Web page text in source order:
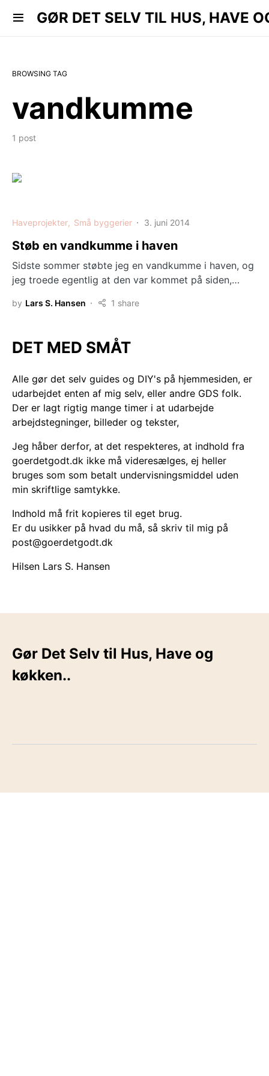
OG KØKKEN..
GØR DET SELV TIL HUS, HAVE
BROWSING TAG
vandkumme
1 post
Haveprojekter Små byggerier 3. juni 2014
Støb en vandkumme i haven
Sidste sommer støbte jeg en vandkumme i haven, og
jeg troede egentlig at den var kommet på siden,…
by Lars S. Hansen 1 share
DET MED SMÅT
Alle gør det selv guides og DIY's på hjemmesiden, er
udarbejdet enten af mig selv, eller andre GDS folk.
Der er lagt rigtig mange timer i at udarbejde
arbejdstegninger, billeder og tekster,
Jeg håber derfor, at det respekteres, at indhold fra
goerdetgodt.dk ikke må videresælges, ej heller
bruges som som betalt undervisningsmiddel uden
min skriftlige samtykke.
Indhold må frit kopieres til eget brug.
Er du usikker på hvad du må, så skriv til mig på
post@goerdetgodt.dk
Hilsen Lars S. Hansen
Gør Det Selv til Hus, Have og
køkken..